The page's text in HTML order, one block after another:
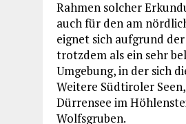
Rahmen solcher
auch für den am
eignet sich aufgrund
trotzdem als ein sehr
Umgebung, in der sich
Weitere Südtiroler
Dürrensee im
Wolfsgruben.